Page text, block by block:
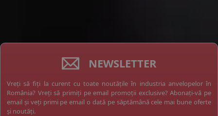
NEWSLETTER
Vreți să fiți la curent cu toate noutățile în industria anvelopelor în
România? Vreți să primiți pe email promoții exclusive? Abonați-vă pe
email și veți primi pe email o dată pe săptămână cele mai bune oferte
și noutăți.